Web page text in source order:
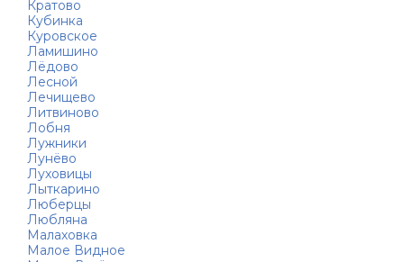
Кратово
Кубинка
Куровское
Ламишино
Лёдово
Лесной
Лечищево
Литвиново
Лобня
Лужники
Лунёво
Луховицы
Лыткарино
Люберцы
Любляна
Малаховка
Малое Видное